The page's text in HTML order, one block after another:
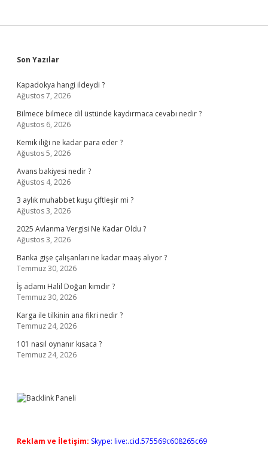
Sidebar
Son Yazılar
Kapadokya hangi ildeydi ?
Ağustos 7, 2026
Bilmece bilmece dil üstünde kaydırmaca cevabı nedir ?
Ağustos 6, 2026
Kemik iliği ne kadar para eder ?
Ağustos 5, 2026
Avans bakiyesi nedir ?
Ağustos 4, 2026
3 aylık muhabbet kuşu çiftleşir mi ?
Ağustos 3, 2026
2025 Avlanma Vergisi Ne Kadar Oldu ?
Ağustos 3, 2026
Banka gişe çalışanları ne kadar maaş alıyor ?
Temmuz 30, 2026
İş adamı Halil Doğan kimdir ?
Temmuz 30, 2026
Karga ile tilkinin ana fikri nedir ?
Temmuz 24, 2026
101 nasıl oynanır kısaca ?
Temmuz 24, 2026
Reklam ve İletişim: Skype: live:.cid.575569c608265c69